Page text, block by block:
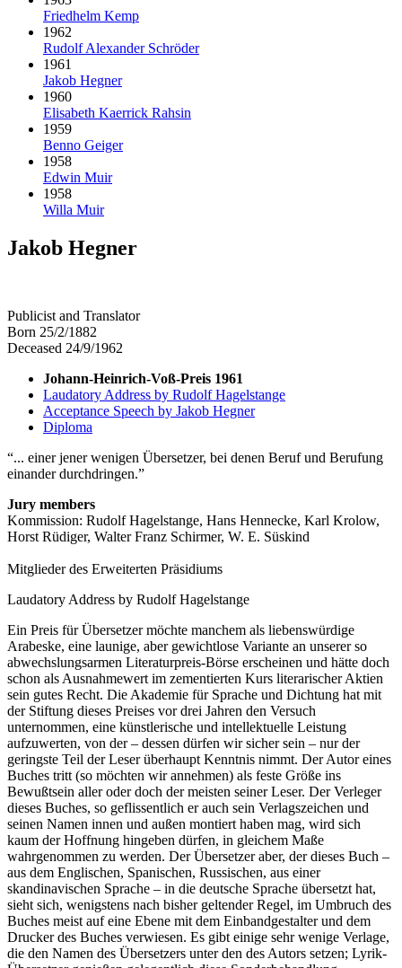
Friedhelm Kemp
1962
Rudolf Alexander Schröder
1961
Jakob Hegner
1960
Elisabeth Kaerrick Rahsin
1959
Benno Geiger
1958
Edwin Muir
1958
Willa Muir
Jakob Hegner
Publicist and Translator
Born 25/2/1882
Deceased 24/9/1962
Johann-Heinrich-Voß-Preis 1961
Laudatory Address by Rudolf Hagelstange
Acceptance Speech by Jakob Hegner
Diploma
... einer jener wenigen Übersetzer, bei denen Beruf und Berufung
einander durchdringen.
Jury members
Kommission: Rudolf Hagelstange, Hans Hennecke, Karl Krolow,
Horst Rüdiger, Walter Franz Schirmer, W. E. Süskind
Mitglieder des Erweiterten Präsidiums
Laudatory Address by Rudolf Hagelstange
Ein Preis für Übersetzer möchte manchem als liebenswürdige
Arabeske, eine launige, aber gewichtlose Variante an unserer so
abwechslungsarmen Literaturpreis-Börse erscheinen und hätte doch
schon als Ausnahmewert im zementierten Kurs literarischer Aktien
sein gutes Recht. Die Akademie für Sprache und Dichtung hat mit
der Stiftung dieses Preises vor drei Jahren den Versuch
unternommen, eine künstlerische und intellektuelle Leistung
aufzuwerten, von der ‒ dessen dürfen wir sicher sein ‒ nur der
geringste Teil der Leser überhaupt Kenntnis nimmt. Der Autor eines
Buches tritt (so möchten wir annehmen) als feste Größe ins
Bewußtsein aller oder doch der meisten seiner Leser. Der Verleger
dieses Buches, so geflissentlich er auch sein Verlagszeichen und
seinen Namen innen und außen montiert haben mag, wird sich
kaum der Hoffnung hingeben dürfen, in gleichem Maße
wahrgenommen zu werden. Der Übersetzer aber, der dieses Buch ‒
aus dem Englischen, Spanischen, Russischen, aus einer
skandinavischen Sprache ‒ in die deutsche Sprache übersetzt hat,
sieht sich, wenigstens nach bisher geltender Regel, im Umbruch des
Buches meist auf eine Ebene mit dem Einbandgestalter und dem
Drucker des Buches verwiesen. Es gibt einige sehr wenige Verlage,
die den Namen des Übersetzers unter den des Autors setzen; Lyrik-